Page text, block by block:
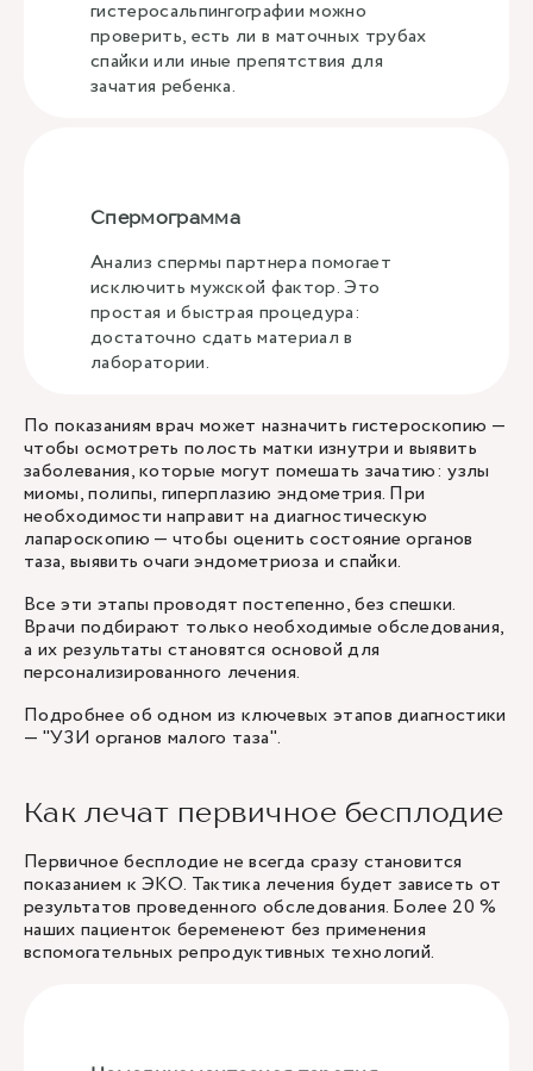
гистеросальпингографии можно
проверить, есть ли в маточных трубах
спайки или иные препятствия для
зачатия ребенка.
Спермограмма
Анализ спермы партнера помогает
исключить мужской фактор. Это
простая и быстрая процедура:
достаточно сдать материал в
лаборатории.
По показаниям врач может назначить гистероскопию —
чтобы осмотреть полость матки изнутри и выявить
заболевания, которые могут помешать зачатию: узлы
миомы, полипы, гиперплазию эндометрия. При
необходимости направит на диагностическую
лапароскопию — чтобы оценить состояние органов
таза, выявить очаги эндометриоза и спайки.
Все эти этапы проводят постепенно, без спешки.
Врачи подбирают только необходимые обследования,
а их результаты становятся основой для
персонализированного лечения.
Подробнее об одном из ключевых этапов диагностики
— "УЗИ органов малого таза".
Как лечат первичное бесплодие
Первичное бесплодие не всегда сразу становится
показанием к ЭКО. Тактика лечения будет зависеть от
результатов проведенного обследования. Более 20 %
наших пациенток беременеют без применения
вспомогательных репродуктивных технологий.